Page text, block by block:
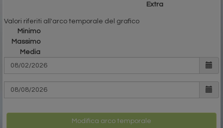
Extra
Valori riferiti all'arco temporale del grafico
Minimo
Massimo
Media
Modifica arco temporale